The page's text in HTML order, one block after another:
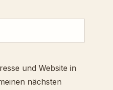
und Website in
nächsten